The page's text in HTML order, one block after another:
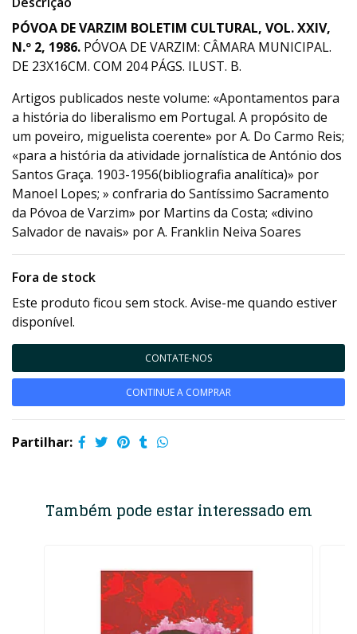
PÓVOA DE VARZIM BOLETIM CULTURAL, VOL. XXIV,
N.º 2, 1986. PÓVOA DE VARZIM: CÂMARA MUNICIPAL.
DE 23X16CM. COM 204 PÁGS. ILUST. B.
Artigos publicados neste volume: «Apontamentos para
a história do liberalismo em Portugal. A propósito de
um poveiro, miguelista coerente» por A. Do Carmo Reis;
«para a história da atividade jornalística de António dos
Santos Graça. 1903-1956(bibliografia analítica)» por
Manoel Lopes; » confraria do Santíssimo Sacramento
da Póvoa de Varzim» por Martins da Costa; «divino
Salvador de navais» por A. Franklin Neiva Soares
Fora de stock
Este produto ficou sem stock. Avise-me quando estiver
disponível.
CONTATE-NOS
CONTINUE A COMPRAR
Partilhar:
Também pode estar interessado em